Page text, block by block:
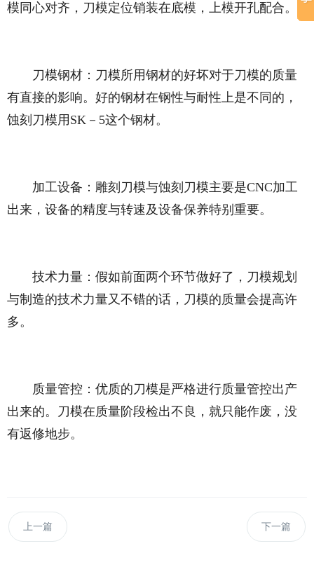
模同心对齐，刀模定位销装在底模，上模开孔配合。
刀模钢材：刀模所用钢材的好坏对于刀模的质量
有直接的影响。好的钢材在钢性与耐性上是不同的，
蚀刻刀模用SK－5这个钢材。
加工设备：雕刻刀模与蚀刻刀模主要是CNC加工
出来，设备的精度与转速及设备保养特别重要。
技术力量：假如前面两个环节做好了，刀模规划
与制造的技术力量又不错的话，刀模的质量会提高许
多。
质量管控：优质的刀模是严格进行质量管控出产
出来的。刀模在质量阶段检出不良，就只能作废，没
有返修地步。
上一篇 下一篇